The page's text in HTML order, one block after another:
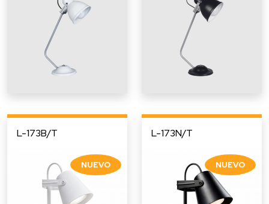
L-173B/T L-173N/T